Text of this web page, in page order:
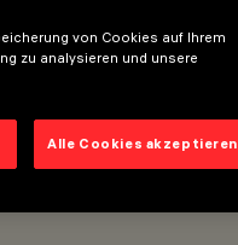
von Cookies auf Ihrem
zu analysieren und unsere
Alle Cookies akzeptieren